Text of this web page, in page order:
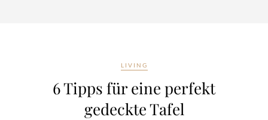
LIVING
6 Tipps für eine perfekt
gedeckte Tafel